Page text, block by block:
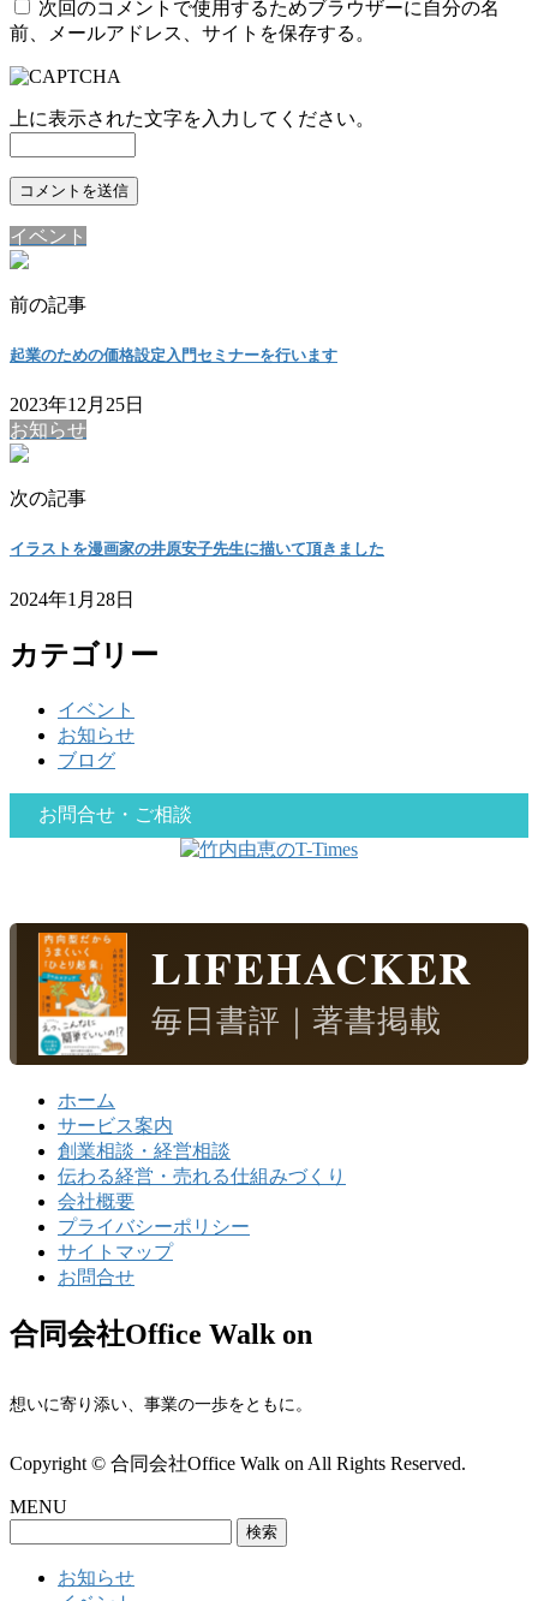
次回のコメントで使用するためブラウザーに自分の名
前、メールアドレス、サイトを保存する。
上に表示された文字を入力してください。
イベント
前の記事
起業のための価格設定入門セミナーを行います
2023年12月25日
お知らせ
次の記事
イラストを漫画家の井原安子先生に描いて頂きました
2024年1月28日
カテゴリー
イベント
お知らせ
ブログ
お問合せ・ご相談
LIFEHACKER
毎日書評｜著書掲載
ホーム
サービス案内
創業相談・経営相談
伝わる経営・売れる仕組みづくり
会社概要
プライバシーポリシー
サイトマップ
お問合せ
合同会社Office Walk on
想いに寄り添い、事業の一歩をともに。
Copyright © 合同会社Office Walk on All Rights Reserved.
MENU
お知らせ